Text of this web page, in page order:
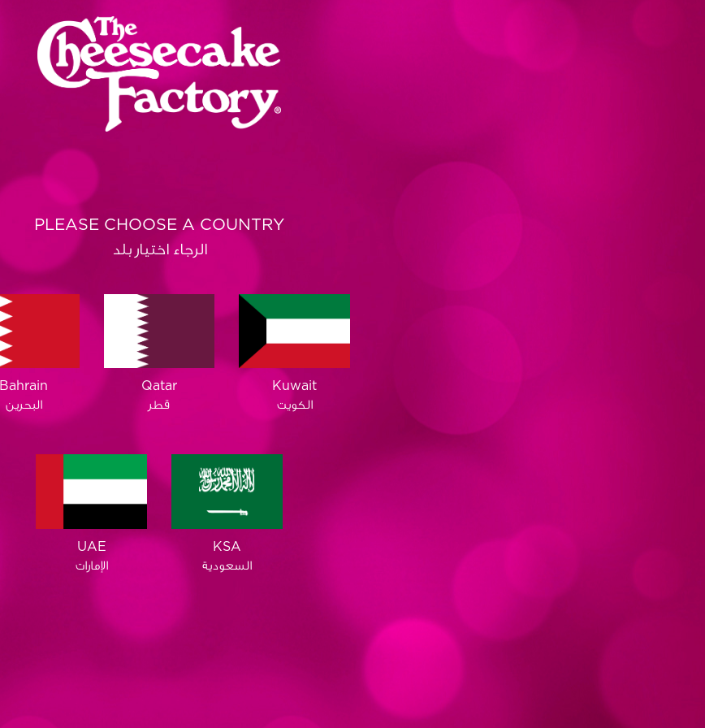
PLEASE CHOOSE A COUNTRY
الرجاء اختيار بلد
Bahrain
البحرين
Qatar
قطر
Kuwait
الكويت
UAE
الإمارات
KSA
السعودية